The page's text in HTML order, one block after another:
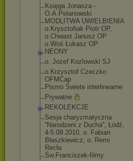
Księga Jonasza -
O.A.Pelanowski
MODLITWA UWIELBIENIA
o.Krysztofiak Piotr OP,
o.Chwast Janusz OP
o.Woś Łukasz OP
NEONY
o. Jozef Kozlowski SJ
o.Krzysztof Czeczko
OFMCap
Pismo Świete interlinearne
Prywatne
REKOLEKCJE
Sesja charyzmatyczna
''Narodzeni z Ducha'', Łódź,
4-5.09.2010, o. Fabian
Błaszkiewicz, o. Remi
Recła
Św.Franciszek-fil my